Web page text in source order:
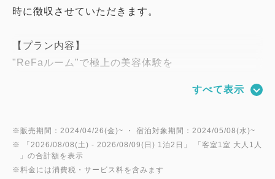
時に徴収させていただきます。
【プラン内容】
"ReFaルーム"で極上の美容体験を
出会える「こころが弾む時間」をReFaのアイテムと
共にお楽しみください♪
すべて表示
※販売期間：2024/04/26(金)~ ・ 宿泊対象期間：2024/05/08(水)~
※ 「 2026/08/08(土) - 2026/08/09(日) 1泊2日 」 「客室1室 大人1人
」の合計額を表示
※料金には消費税・サービス料を含みます